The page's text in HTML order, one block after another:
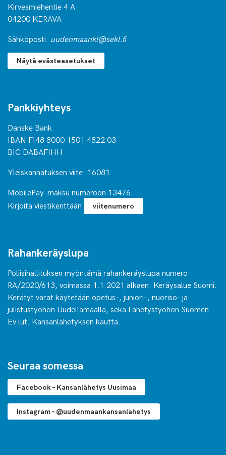
Kirvesmiehentie 4 A
04200 KERAVA
Sähköposti: uudenmaankl@sekl.fi
Näytä evästeasetukset
Pankkiyhteys
Danske Bank
IBAN FI48 8000 1501 4822 03
BIC DABAFIHH
Yleiskannatuksen viite: 16081
MobilePay-maksu numeroon 13476.
Kirjoita viestikenttään
viitenumero
Rahankeräyslupa
Poliisihallituksen myöntämä rahankeräyslupa numero
RA/2020/613, voimassa 1.1.2021 alkaen. Keräysalue Suomi.
Kerätyt varat käytetään opetus-, juniori-, nuoriso- ja
julistustyöhön Uudellamaalla, sekä Lähetystyöhön Suomen
Ev.lut. Kansanlähetyksen kautta.
Seuraa somessa
Facebook – Kansanlähetys Uusimaa
Instagram – @uudenmaankansanlahetys